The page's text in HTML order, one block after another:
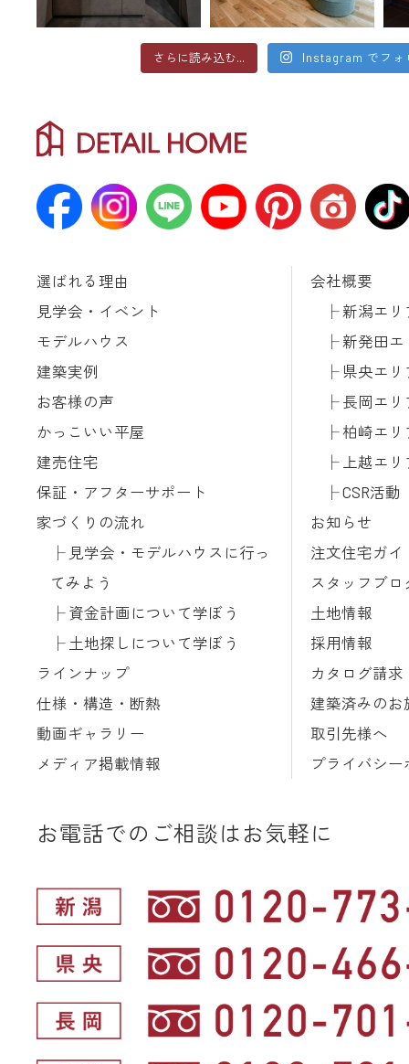
さらに読み込む... Instagram でフォ
選ばれる理由
見学会・イベント
モデルハウス
建築実例
お客様の声
かっこいい平屋
建売住宅
保証・アフターサポート
家づくりの流れ
見学会・モデルハウスに行っ
てみよう
資金計画について学ぼう
土地探しについて学ぼう
ラインナップ
仕様・構造・断熱
動画ギャラリー
メディア掲載情報
会社概要
新潟エリ
新発田エ
県央エリ
長岡エリ
柏崎エリ
上越エリ
CSR活動
お知らせ
注文住宅ガイ
スタッフブロ
土地情報
採用情報
カタログ請求
建築済みのお
取引先様へ
プライバシー
お電話でのご相談はお気軽に